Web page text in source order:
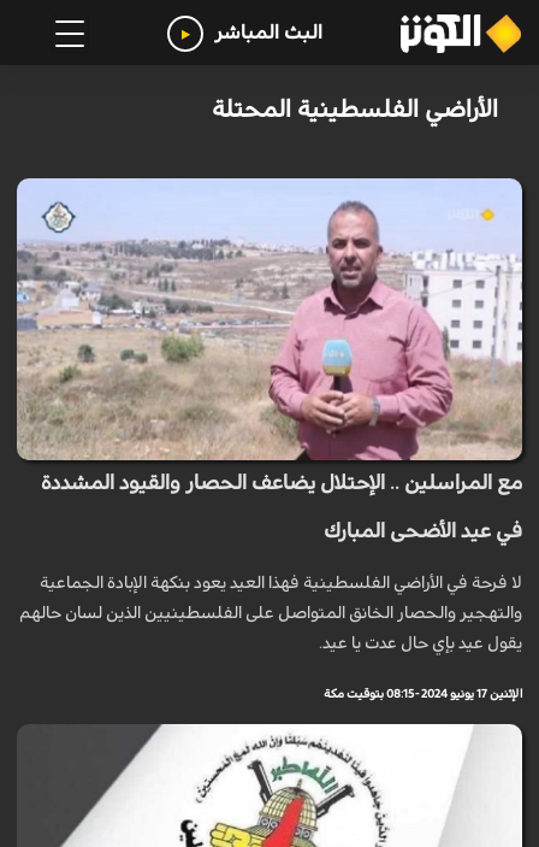
البث المباشر
الأراضي الفلسطينية المحتلة
مع المراسلين .. الإحتلال يضاعف الحصار والقيود المشددة
في عيد الأضحى المبارك
لا فرحة في الأراضي الفلسطينية فهذا العيد يعود بنكهة الإبادة الجماعية
والتهجير والحصار الخانق المتواصل على الفلسطينيين الذين لسان حالهم
يقول عيد بإي حال عدت يا عيد.
الإثنين 17 يونيو 2024 - 08:15 بتوقيت مكة